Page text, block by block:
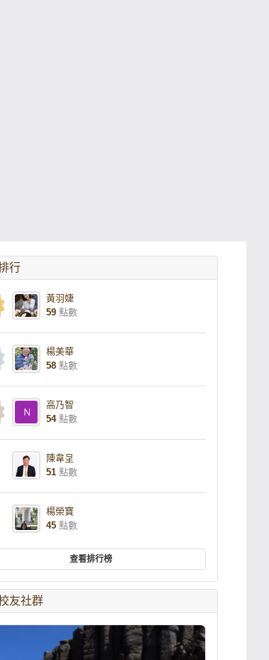
行
黃羽婕
59 點數
楊美華
58 點數
高乃智
54 點數
陳韋呈
51 點數
楊榮寶
45 點數
查看排行榜
友社群